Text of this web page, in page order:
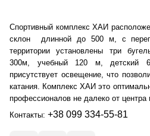
Спортивный комплекс ХАИ
склон длинной до 500 м, с
территории установлены три
300м, учебный 120 м, детский
присутствует освещение, что
катания. Комплекс ХАИ это
профессионалов не далеко от центра
Контакты: +38 099 334-55-81